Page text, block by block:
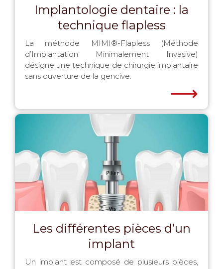
Implantologie dentaire : la
technique flapless
La méthode MIMI®-Flapless (Méthode
d’Implantation Minimalement Invasive)
désigne une technique de chirurgie implantaire
sans ouverture de la gencive.
⟶
Les différentes pièces d’un
implant
Un implant est composé de plusieurs pièces,